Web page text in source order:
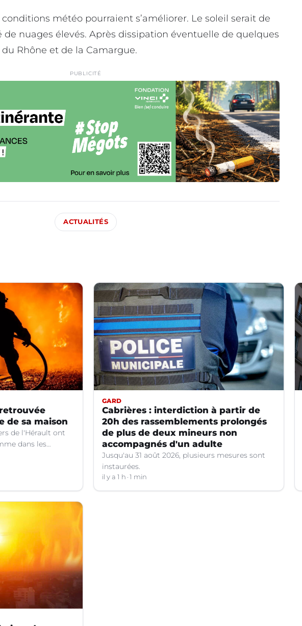
conditions météo pourraient s’améliorer. Le soleil serait de
de nuages élevés. Après dissipation éventuelle de quelques
Rhône et de la Camargue.
PUBLICITÉ
ACTUALITÉS
de sa maison
de l'Hérault ont
dans les
GARD
Cabrières : interdiction à partir de
20h des rassemblements prolongés
de plus de deux mineurs non
accompagnés d'un adulte
Jusqu'au 31 août 2026, plusieurs mesures sont
instaurées.
il y a 1 h 1 min